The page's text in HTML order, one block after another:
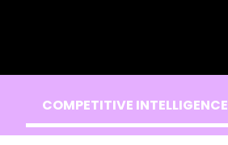
COMPETITIVE INTELLIGENCE